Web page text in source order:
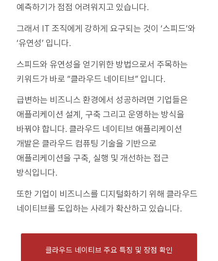
예측하기가 점점 어려워지고 있습니다.
그래서 IT 조직에게 강하게 요구되는 것이 ‘스피드’와
‘유연성’ 입니다.
스피드와 유연성을 얻기위한 방법으로서 주목하는
키워드가 바로 “클라우드 네이티브” 입니다.
급변하는 비즈니스 환경에서 성공하려면 기업들은
애플리케이션 설계, 구축 그리고 운영하는 방식을
바꿔야 합니다. 클라우드 네이티브 애플리케이션
개발은 클라우드 컴퓨팅 기술을 기반으로
애플리케이션을 구축, 실행 및 개선하는 접근
방식입니다.
또한 기업이 비즈니스를 디지털화하기 위해 클라우드
네이티브를 도입하는 사례가 확산하고 있습니다.
클라우드 네이티브 주요 특징 및 장점 확인